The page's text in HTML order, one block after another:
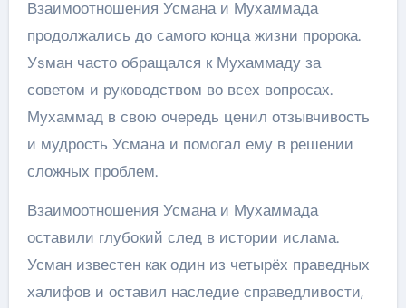
Взаимоотношения Усмана и Мухаммада
продолжались до самого конца жизни пророка.
Уsман часто обращался к Мухаммаду за
советом и руководством во всех вопросах.
Мухаммад в свою очередь ценил отзывчивость
и мудрость Усмана и помогал ему в решении
сложных проблем.
Взаимоотношения Усмана и Мухаммада
оставили глубокий след в истории ислама.
Усман известен как один из четырёх праведных
халифов и оставил наследие справедливости,